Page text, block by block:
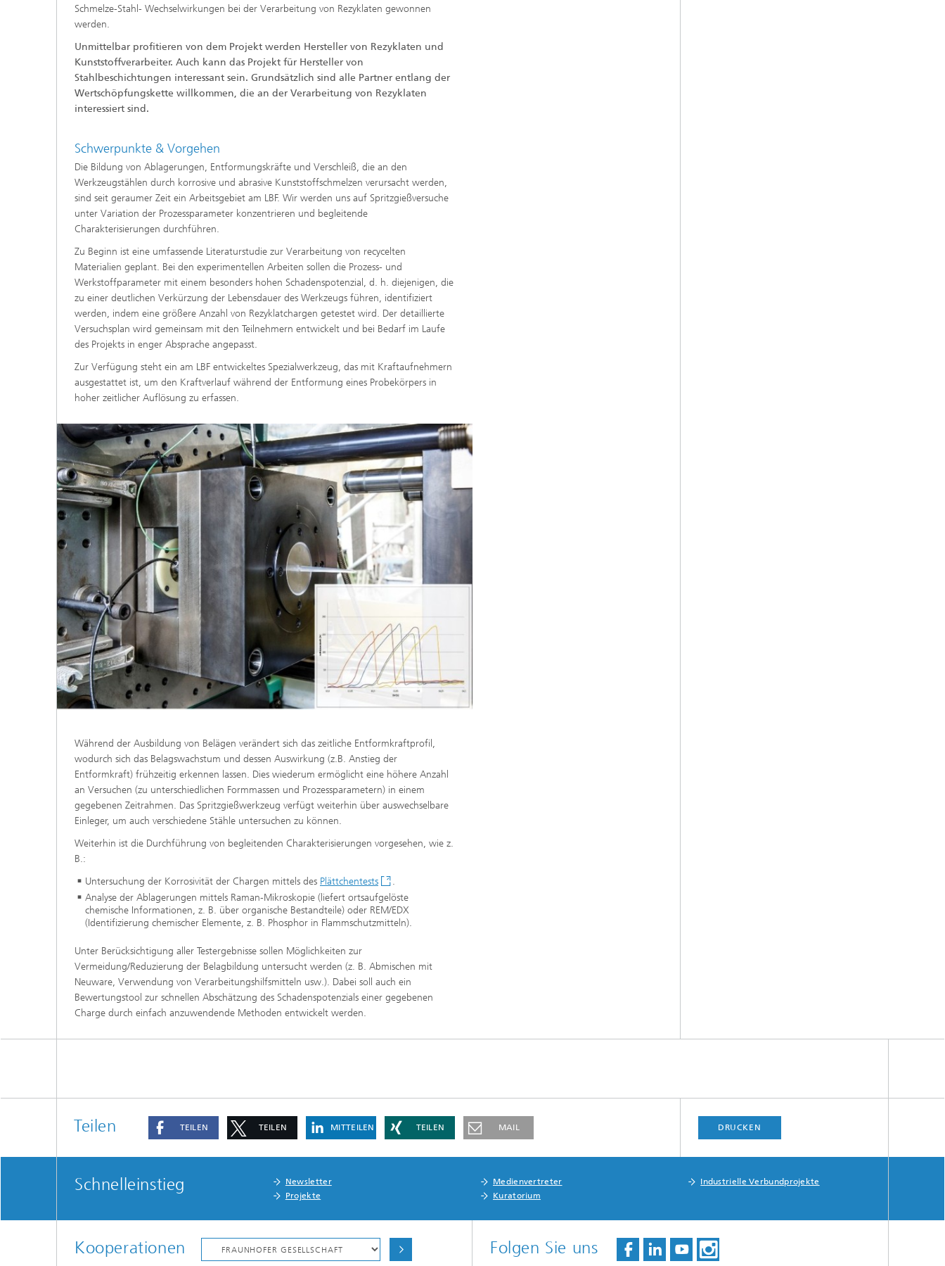
Schmelze-Stahl- Wechselwirkungen bei der Verarbeitung von Rezyklaten gewonnen
werden.
Unmittelbar profitieren von dem Projekt werden Hersteller von Rezyklaten und
Kunststoffverarbeiter. Auch kann das Projekt für Hersteller von
Stahlbeschichtungen interessant sein. Grundsätzlich sind alle Partner entlang der
Wertschöpfungskette willkommen, die an der Verarbeitung von Rezyklaten
interessiert sind.
Schwerpunkte & Vorgehen
Die Bildung von Ablagerungen, Entformungskräfte und Verschleiß, die an den
Werkzeugstählen durch korrosive und abrasive Kunststoffschmelzen verursacht werden,
sind seit geraumer Zeit ein Arbeitsgebiet am LBF. Wir werden uns auf Spritzgießversuche
unter Variation der Prozessparameter konzentrieren und begleitende
Charakterisierungen durchführen.
Zu Beginn ist eine umfassende Literaturstudie zur Verarbeitung von recycelten
Materialien geplant. Bei den experimentellen Arbeiten sollen die Prozess- und
Werkstoffparameter mit einem besonders hohen Schadenspotenzial, d. h. diejenigen, die
zu einer deutlichen Verkürzung der Lebensdauer des Werkzeugs führen, identifiziert
werden, indem eine größere Anzahl von Rezyklatchargen getestet wird. Der detaillierte
Versuchsplan wird gemeinsam mit den Teilnehmern entwickelt und bei Bedarf im Laufe
des Projekts in enger Absprache angepasst.
Zur Verfügung steht ein am LBF entwickeltes Spezialwerkzeug, das mit Kraftaufnehmern
ausgestattet ist, um den Kraftverlauf während der Entformung eines Probekörpers in
hoher zeitlicher Auflösung zu erfassen.
Während der Ausbildung von Belägen verändert sich das zeitliche Entformkraftprofil,
wodurch sich das Belagswachstum und dessen Auswirkung (z.B. Anstieg der
Entformkraft) frühzeitig erkennen lassen. Dies wiederum ermöglicht eine höhere Anzahl
an Versuchen (zu unterschiedlichen Formmassen und Prozessparametern) in einem
gegebenen Zeitrahmen. Das Spritzgießwerkzeug verfügt weiterhin über auswechselbare
Einleger, um auch verschiedene Stähle untersuchen zu können.
Weiterhin ist die Durchführung von begleitenden Charakterisierungen vorgesehen, wie z.
B.:
Untersuchung der Korrosivität der Chargen mittels des Plättchentests
.
Analyse der Ablagerungen mittels Raman-Mikroskopie (liefert ortsaufgelöste
chemische Informationen, z. B. über organische Bestandteile) oder REM/EDX
(Identifizierung chemischer Elemente, z. B. Phosphor in Flammschutzmitteln).
Unter Berücksichtigung aller Testergebnisse sollen Möglichkeiten zur
Vermeidung/Reduzierung der Belagbildung untersucht werden (z. B. Abmischen mit
Neuware, Verwendung von Verarbeitungshilfsmitteln usw.). Dabei soll auch ein
Bewertungstool zur schnellen Abschätzung des Schadenspotenzials einer gegebenen
Charge durch einfach anzuwendende Methoden entwickelt werden.
Teilen TEILEN TEILEN MITTEILEN TEILEN MAIL DRUCKEN
Schnelleinstieg Newsletter Medienvertreter
Industrielle Verbundprojekte
Projekte
Kuratorium
Kooperationen Folgen Sie uns